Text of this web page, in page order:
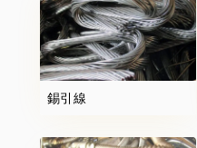
錫引線